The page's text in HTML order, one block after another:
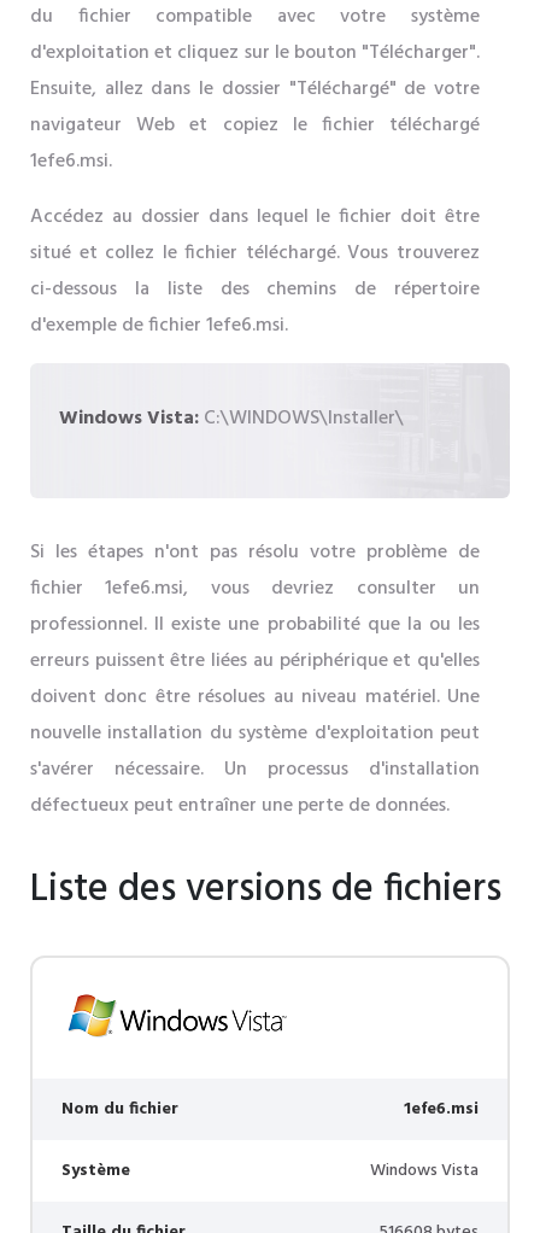
du fichier compatible avec votre système
d'exploitation et cliquez sur le bouton "Télécharger".
Ensuite, allez dans le dossier "Téléchargé" de votre
navigateur Web et copiez le fichier téléchargé
1efe6.msi.
Accédez au dossier dans lequel le fichier doit être
situé et collez le fichier téléchargé. Vous trouverez
ci-dessous la liste des chemins de répertoire
d'exemple de fichier 1efe6.msi.
Windows Vista:C:\WINDOWS\Installer\
Si les étapes n'ont pas résolu votre problème de
fichier 1efe6.msi, vous devriez consulter un
professionnel. Il existe une probabilité que la ou les
erreurs puissent être liées au périphérique et qu'elles
doivent donc être résolues au niveau matériel. Une
nouvelle installation du système d'exploitation peut
s'avérer nécessaire. Un processus d'installation
défectueux peut entraîner une perte de données.
Liste des versions de fichiers
Nom du fichier 1efe6.msi
Système Windows Vista